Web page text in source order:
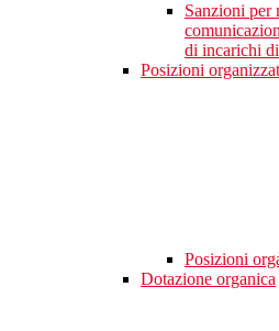
Sanzioni per
di incarichi
Posizioni
Posizioni
Dotazione organica